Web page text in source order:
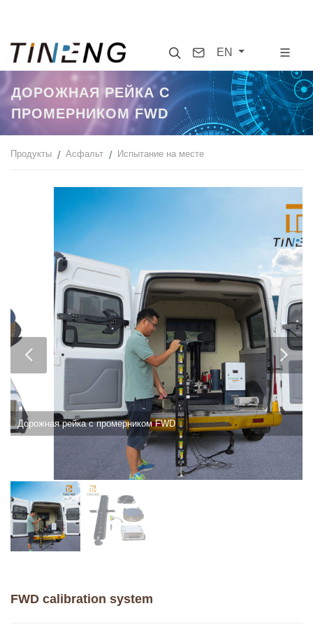
SearchContact
EN
ДОРОЖНАЯ РЕЙКА С
ПРОМЕРНИКОМ FWD
Продукты Асфальт Испытание на месте
Дорожная рейка с промерником FWD
FWD calibration system